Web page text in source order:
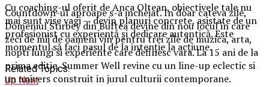
Cu coaching-ul oferit de Anca Oltean, obiectivele tale nu
mai sunt vise vagi — devin planuri concrete, asistate de un
profesionist cu experiență și dedicare autentică. Este
momentul să faci pasul de la intenție la acțiune.
Related Topics:
Up Next
Countdown-ul aproape s-a incheiat. In doar cateva zile,
Domeniul Stirbey din Buftea devine din nou locul in care
zeci de mii de oameni vin pentru trei zile de muzica, arta,
nopti lungi si experiente care definesc vara. La 15 ani de la
prima editie, Summer Well revine cu un line-up eclectic si
un univers construit in jurul culturii contemporane.